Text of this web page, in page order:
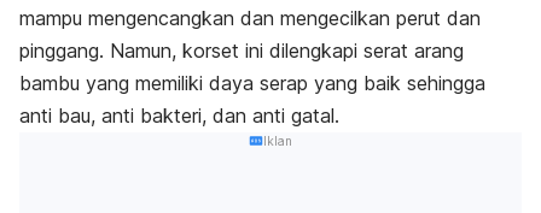
mampu mengencangkan dan mengecilkan perut dan
pinggang. Namun, korset ini dilengkapi serat arang
bambu yang memiliki daya serap yang baik sehingga
anti bau, anti bakteri, dan anti gatal.
Iklan